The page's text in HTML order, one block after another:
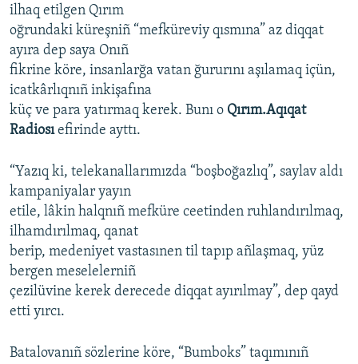
RFE/RS bütün saytları
ilhaq etilgen Qırım
oğrundaki küreşniñ “mefküreviy qısmına” az diqqat
ayıra dep saya Onıñ
fikrine köre, insanlarğa vatan ğururını aşılamaq içün,
icatkârlıqnıñ inkişafına
küç ve para yatırmaq kerek. Bunı o Qırım.Aqıqat
Radiosıefirinde ayttı.
“Yazıq ki, telekanallarımızda “boşboğazlıq”, saylav aldı
kampaniyalar yayın
etile, lâkin halqnıñ mefküre ceetinden ruhlandırılmaq,
ilhamdırılmaq, qanat
berip, medeniyet vastasınen til tapıp añlaşmaq, yüz
bergen meselelerniñ
çezilüvine kerek derecede diqqat ayırılmay”, dep qayd
etti yırcı.
Batalovanıñ sözlerine köre, “Bumboks” taqımınıñ